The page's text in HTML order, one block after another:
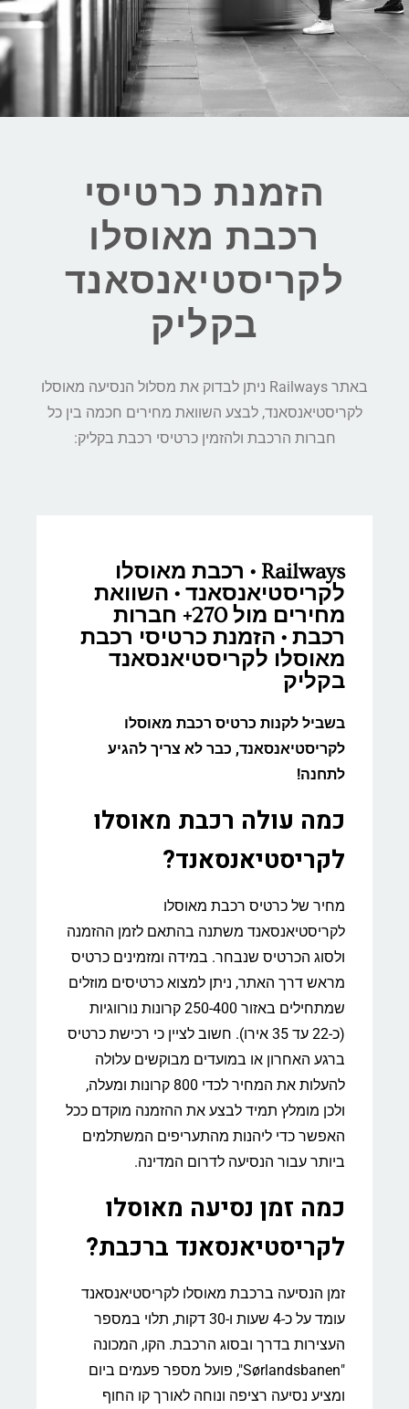
הזמנת כרטיסי
רכבת מאוסלו
לקריסטיאנסאנד
בקליק
באתר Railways ניתן לבדוק את מסלול הנסיעה מאוסלו
לקריסטיאנסאנד, לבצע השוואת מחירים חכמה בין כל
חברות הרכבת ולהזמין כרטיסי רכבת בקליק:
Railways • רכבת מאוסלו
לקריסטיאנסאנד • השוואת
מחירים מול 270+ חברות
רכבת • הזמנת כרטיסי רכבת
מאוסלו לקריסטיאנסאנד
בקליק
בשביל לקנות כרטיס רכבת מאוסלו
לקריסטיאנסאנד, כבר לא צריך להגיע
לתחנה!
כמה עולה רכבת מאוסלו
לקריסטיאנסאנד?
מחיר של כרטיס רכבת מאוסלו
לקריסטיאנסאנד משתנה בהתאם לזמן ההזמנה
ולסוג הכרטיס שנבחר. במידה ומזמינים כרטיס
מראש דרך האתר, ניתן למצוא כרטיסים מוזלים
שמתחילים באזור 250-400 קרונות נורווגיות
(כ-22 עד 35 אירו). חשוב לציין כי רכישת כרטיס
ברגע האחרון או במועדים מבוקשים עלולה
להעלות את המחיר לכדי 800 קרונות ומעלה,
ולכן מומלץ תמיד לבצע את ההזמנה מוקדם ככל
האפשר כדי ליהנות מהתעריפים המשתלמים
ביותר עבור הנסיעה לדרום המדינה.
כמה זמן נסיעה מאוסלו
לקריסטיאנסאנד ברכבת?
זמן הנסיעה ברכבת מאוסלו לקריסטיאנסאנד
עומד על כ-4 שעות ו-30 דקות, תלוי במספר
העצירות בדרך ובסוג הרכבת. הקו, המכונה
"Sørlandsbanen", פועל מספר פעמים ביום
ומציע נסיעה רציפה ונוחה לאורך קו החוף